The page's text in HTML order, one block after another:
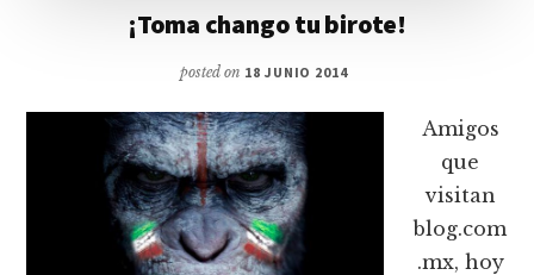
¡Toma chango tu birote!
posted on 18 JUNIO 2014
Amigos
que
visitan
blog.com
.mx, hoy